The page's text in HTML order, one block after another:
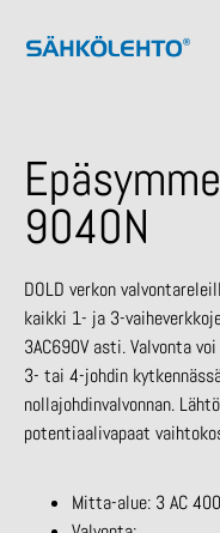
9040N
DOLD verkon
kaikki 1- ja 3-
3AC690V asti. Valvonta
3- tai 4-johdin
nollajohdinvalvonnan.
potentiaalivapaat
Mitta-alue: 3 AC